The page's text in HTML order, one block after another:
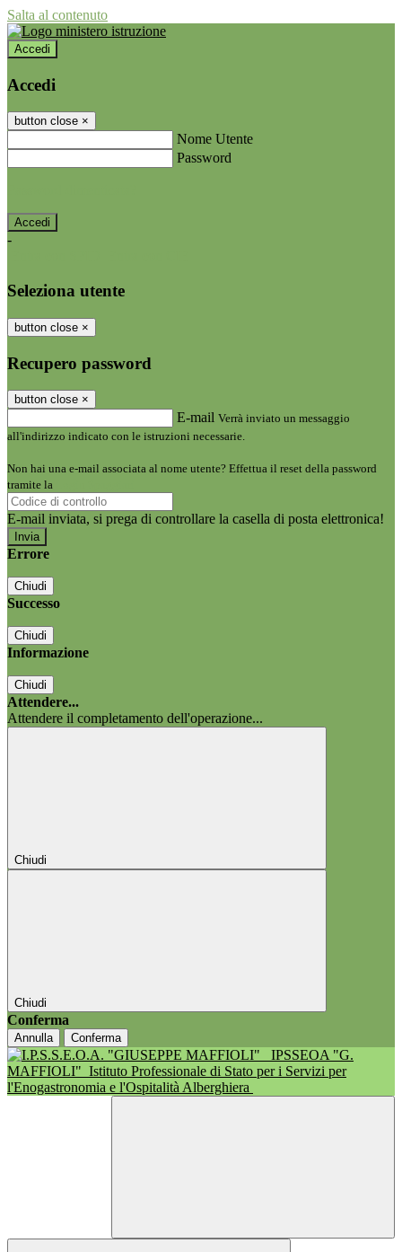
Salta al contenuto
Accedi
Accedi
button close ×
Nome Utente
Password
-
Seleziona utente
button close ×
Recupero password
button close ×
E-mail Verrà inviato un messaggio
all'indirizzo indicato con le istruzioni necessarie.
Non hai una e-mail associata al nome utente? Effettua il reset della password
tramite la
E-mail inviata, si prega di controllare la casella di posta elettronica!
Errore
Chiudi
Successo
Chiudi
Informazione
Chiudi
Attendere...
Attendere il completamento dell'operazione...
Chiudi
Chiudi
Conferma
Annulla Conferma
IPSSEOA "G.
MAFFIOLI" Istituto Professionale di Stato per i Servizi per
l'Enogastronomia e l'Ospitalità Alberghiera